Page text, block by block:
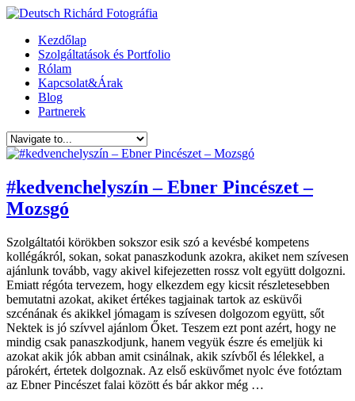
Kezdőlap
Szolgáltatások és Portfolio
Rólam
Kapcsolat&Árak
Blog
Partnerek
#kedvenchelyszín – Ebner Pincészet –
Mozsgó
Szolgáltatói körökben sokszor esik szó a kevésbé kompetens
kollégákról, sokan, sokat panaszkodunk azokra, akiket nem szívesen
ajánlunk tovább, vagy akivel kifejezetten rossz volt együtt dolgozni.
Emiatt régóta tervezem, hogy elkezdem egy kicsit részletesebben
bemutatni azokat, akiket értékes tagjainak tartok az esküvői
szcénának és akikkel jómagam is szívesen dolgozom együtt, sőt
Nektek is jó szívvel ajánlom Őket. Teszem ezt pont azért, hogy ne
mindig csak panaszkodjunk, hanem vegyük észre és emeljük ki
azokat akik jók abban amit csinálnak, akik szívből és lélekkel, a
párokért, értetek dolgoznak. Az első esküvőmet nyolc éve fotóztam
az Ebner Pincészet falai között és bár akkor még …